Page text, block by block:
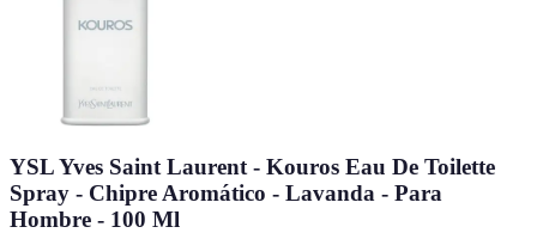
YSL Yves Saint Laurent - Kouros Eau De Toilette
Spray - Chipre Aromático - Lavanda - Para
Hombre - 100 Ml